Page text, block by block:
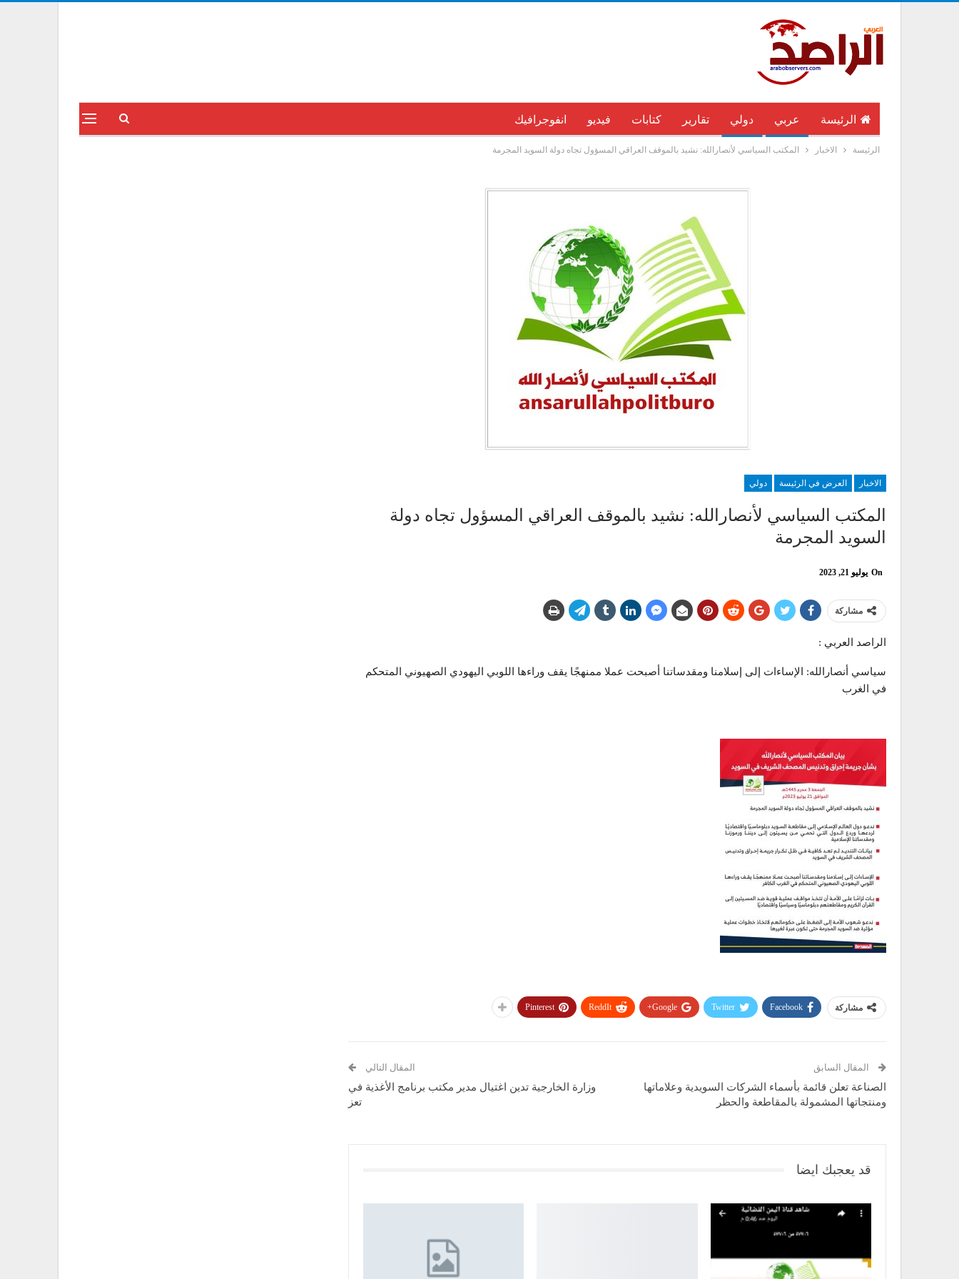
الرئيسة عربي دولي تقارير كتابات فيديو انفوجرافيك
الرئيسة الاخبار المكتب السياسي لأنصارالله: نشيد بالموقف العراقي المسؤول تجاه دولة السويد المجرمة
الاخبار العرض في الرئيسة دولي
المكتب السياسي لأنصارالله: نشيد بالموقف العراقي المسؤول تجاه دولة
السويد المجرمة
On يوليو 21, 2023
مشاركة
الراصد العربي :
سياسي أنصارالله: الإساءات إلى إسلامنا ومقدساتنا أصبحت عملا ممنهجًا يقف وراءها اللوبي اليهودي الصهيوني المتحكم
في الغرب
مشاركة Facebook
Twitter
Google+
ReddIt
Pinterest
المقال السابق
الصناعة تعلن قائمة بأسماء الشركات السويدية وعلاماتها
ومنتجاتها المشمولة بالمقاطعة والحظر
المقال التالي
وزارة الخارجية تدين اغتيال مدير مكتب برنامج الأغذية في
تعز
قد يعجبك ايضا